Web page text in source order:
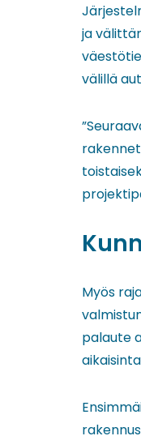
ja
välillä
Myös
palaute